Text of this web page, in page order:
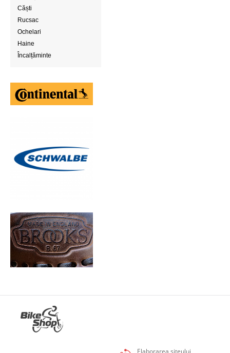
Căști
Rucsac
Ochelari
Haine
Încalțăminte
Elaborarea siteului